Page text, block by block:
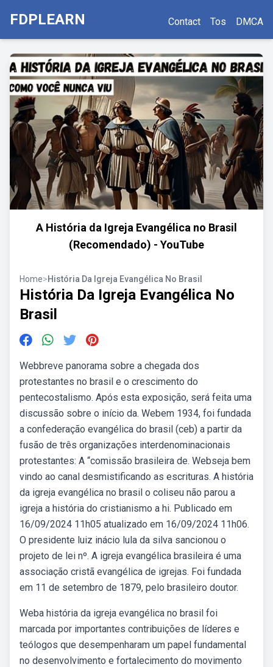
FDPLEARN Contact Tos DMCA
A História da Igreja Evangélica no Brasil
(Recomendado) - YouTube
Home>História Da Igreja Evangélica No Brasil
História Da Igreja Evangélica No
Brasil
Webbreve panorama sobre a chegada dos
protestantes no brasil e o crescimento do
pentecostalismo. Após esta exposição, será feita uma
discussão sobre o início da. Webem 1934, foi fundada
a confederação evangélica do brasil (ceb) a partir da
fusão de três organizações interdenominacionais
protestantes: A “comissão brasileira de. Webseja bem
vindo ao canal desmistificando as escrituras. A história
da igreja evangélica no brasil o coliseu não parou a
igreja a história do cristianismo a hi. Publicado em
16/09/2024 11h05 atualizado em 16/09/2024 11h06.
O presidente luiz inácio lula da silva sancionou o
projeto de lei nº. A igreja evangélica brasileira é uma
associação cristã evangélica de igrejas. Foi fundada
em 11 de setembro de 1879, pelo brasileiro doutor.
Weba história da igreja evangélica no brasil foi
marcada por importantes contribuições de líderes e
teólogos que desempenharam um papel fundamental
no desenvolvimento e fortalecimento do movimento